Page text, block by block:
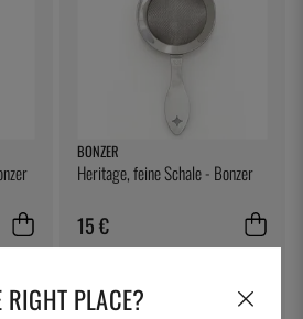
BONZER
Heritage, feine Schale - Bonzer
15 €
PLACE?